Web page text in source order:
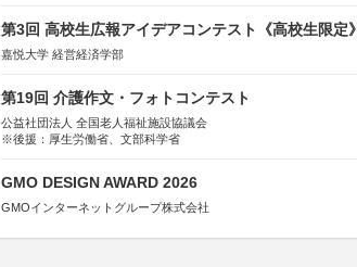
第3回 高校生広報アイデアコンテスト《高校生限定》
嘉悦大学 経営経済学部
第19回 介護作文・フォトコンテスト
公益社団法人 全国老人福祉施設協議会
※後援：厚生労働省、文部科学省
GMO DESIGN AWARD 2026
GMOインターネットグループ株式会社